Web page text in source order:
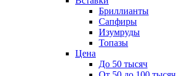
Бриллианты
Сапфиры
Изумруды
Топазы
Цена
До 50 тысяч